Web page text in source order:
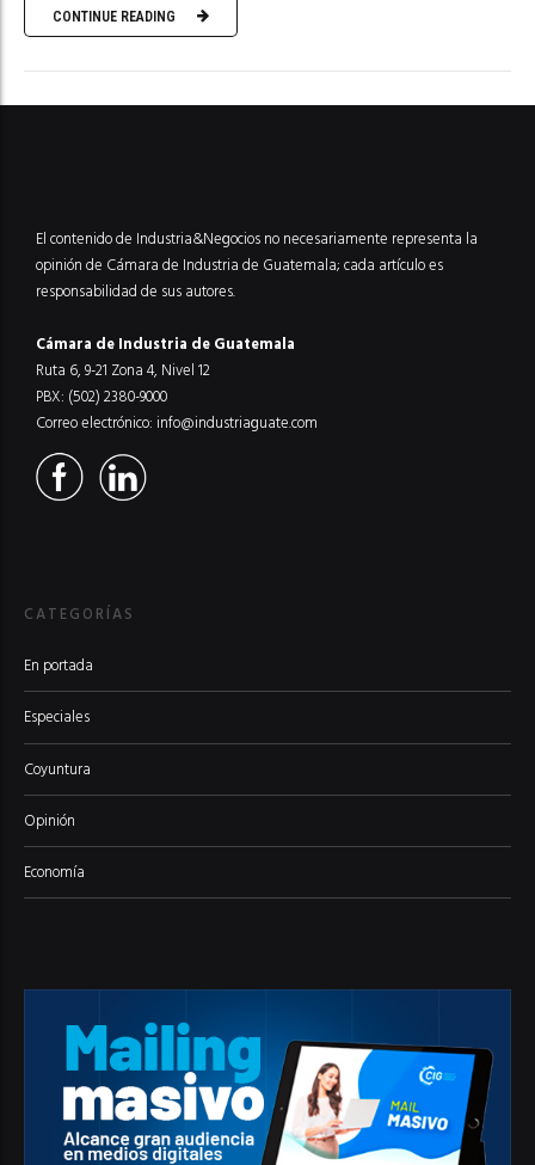
CONTINUE READING
El contenido de Industria&Negocios no necesariamente representa la
opinión de Cámara de Industria de Guatemala; cada artículo es
responsabilidad de sus autores.
Cámara de Industria de Guatemala
Ruta 6, 9-21 Zona 4, Nivel 12
PBX: (502) 2380-9000
Correo electrónico: info@industriaguate.com
CATEGORÍAS
En portada
Especiales
Coyuntura
Opinión
Economía